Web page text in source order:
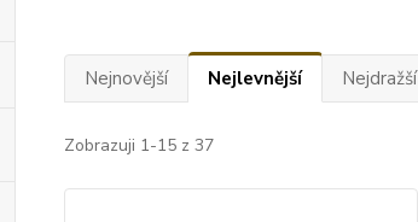
Nejnovější Nejlevnější Nejdražší
Zobrazuji 1-15 z 37